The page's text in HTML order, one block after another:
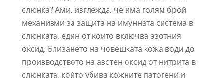
слюнка? Ами, изглежда, че има голям брой
механизми за защита на имунната система в
слюнката, един от които включва азотния
оксид. Близането на човешката кожа води до
производството на азотен оксид от нитрита в
слюнката, който убива кожните патогени и